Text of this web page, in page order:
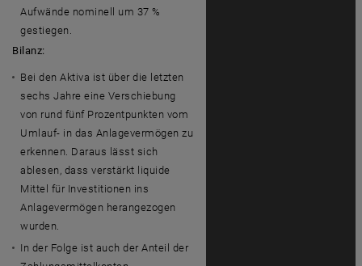
Aufwände nominell um 37 %
gestiegen.
Bilanz:
Bei den Aktiva ist über die letzten
sechs Jahre eine Verschiebung
von rund fünf Prozentpunkten vom
Umlauf- in das Anlagevermögen zu
erkennen. Daraus lässt sich
ablesen, dass verstärkt liquide
Mittel für Investitionen ins
Anlagevermögen herangezogen
wurden.
In der Folge ist auch der Anteil der